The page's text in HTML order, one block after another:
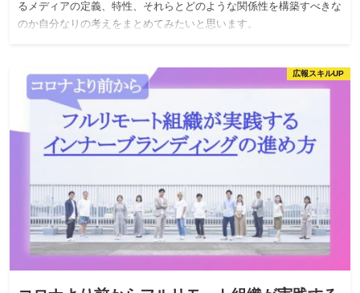
るメディアの定義、特性、それらとどのような関係性を構築すべきな
のか自分なりの考えをまとめてみたいと思います。
広報スキルUP